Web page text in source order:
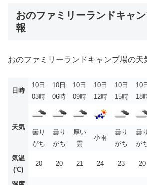
おのファミリーランドキャ
報
おのファミリーランドキャンプ場の天
日時
10日
03時
10日
06時
10日
09時
10日
12時
10日
15時
10
18
天気
曇り
がち
曇り
がち
厚い
雲
小雨
曇り
がち
曇り
が
気温
(℃)
20 20 21 24 23 20